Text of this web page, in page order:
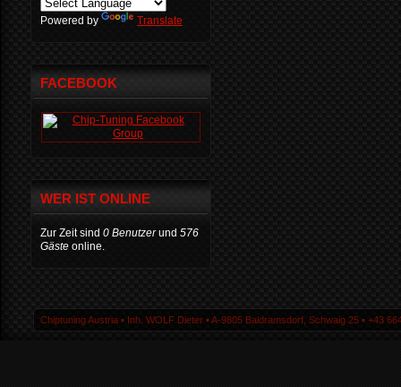
Powered by Translate
FACEBOOK
WER IST ONLINE
Zur Zeit sind 0 Benutzerund 576
Gäste online.
Chiptuning Austria ▪ Inh. WOLF Dieter ▪ A-9805 Baldramsdorf, Schwaig 25 ▪ +43